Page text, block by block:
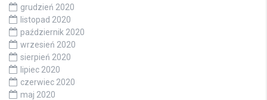
grudzień 2020
listopad 2020
październik 2020
wrzesień 2020
sierpień 2020
lipiec 2020
czerwiec 2020
maj 2020